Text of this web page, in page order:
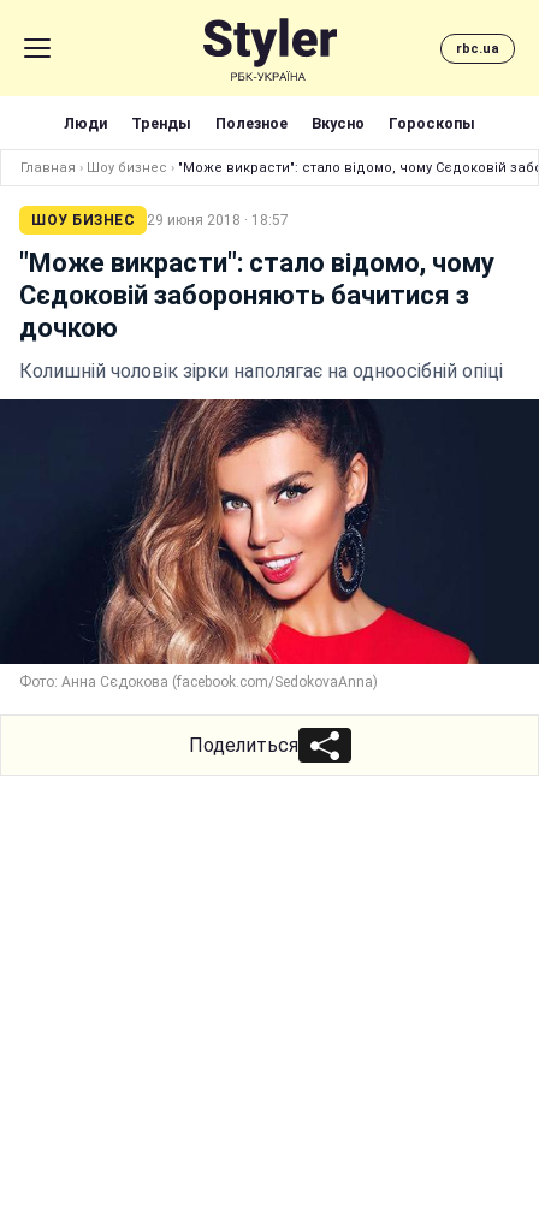
rbc.ua
Люди Тренды Полезное Вкусно Гороскопы
Главная › Шоу бизнес › "Може викрасти": стало відомо, чому Сєдоковій
ШОУ БИЗНЕС 29 июня 2018 · 18:57
"Може викрасти": стало відомо, чому
Сєдоковій забороняють бачитися з
дочкою
Колишній чоловік зірки наполягає на одноосібній опіці
Фото: Анна Сєдокова (facebook.com/SedokovaAnna)
Поделиться